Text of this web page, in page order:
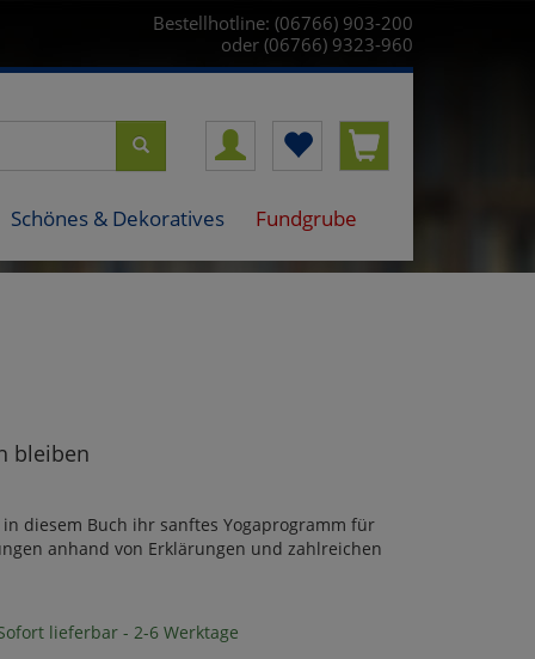
Bestellhotline: (06766) 903-200
oder (06766) 9323-960
Schönes & Dekoratives Fundgrube
bleiben
diesem Buch ihr sanftes Yogaprogramm für
anhand von Erklärungen und zahlreichen
lieferbar - 2-6 Werktage